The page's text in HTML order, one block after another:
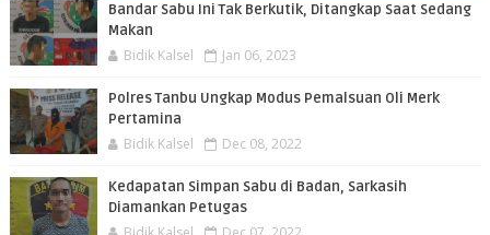
Bandar Sabu Ini Tak Berkutik, Ditangkap Saat Sedang
Makan
Bidik Kalsel Jan 06, 2023
Polres Tanbu Ungkap Modus Pemalsuan Oli Merk
Pertamina
Bidik Kalsel Dec 08, 2022
Kedapatan Simpan Sabu di Badan, Sarkasih
Diamankan Petugas